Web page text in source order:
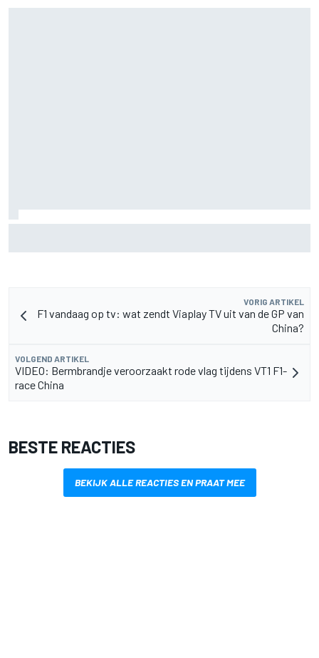
VORIG ARTIKEL
F1 vandaag op tv: wat zendt Viaplay TV uit van de GP van
China?
VOLGEND ARTIKEL
VIDEO: Bermbrandje veroorzaakt rode vlag tijdens VT1 F1-
race China
BESTE REACTIES
BEKIJK ALLE REACTIES EN PRAAT MEE